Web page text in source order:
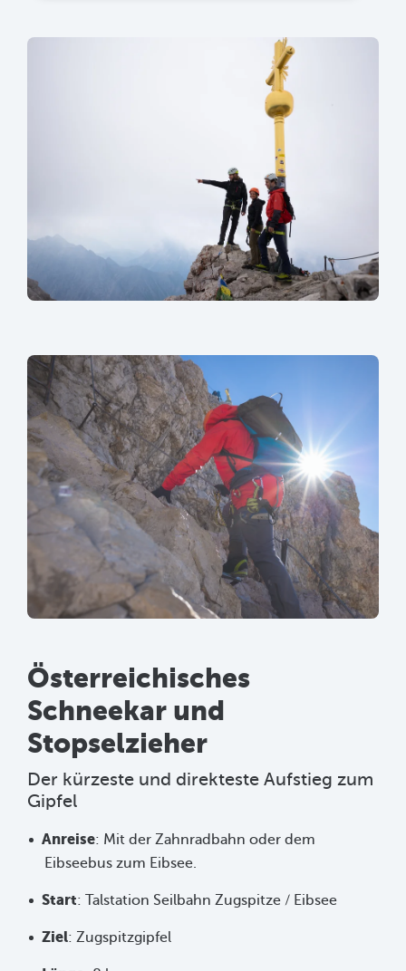
sr.lightbox.Bild vergrößern
Österreichisches
Schneekar und
Stopselzieher
Der kürzeste und direkteste Aufstieg zum
Gipfel
Anreise: Mit der Zahnradbahn oder dem
Eibseebus zum Eibsee.
Start: Talstation Seilbahn Zugspitze / Eibsee
Ziel: Zugspitzgipfel